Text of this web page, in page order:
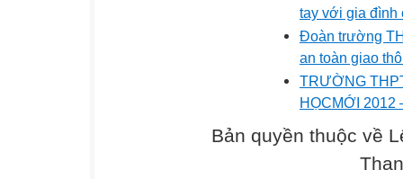
tay với gia đình
Đoàn trường
an toàn giao
TRƯỜNG
HỌCMỚI 2012
Bản quyền thuộc về